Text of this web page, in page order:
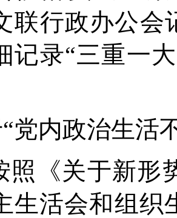
联行政办公会
记录“三重一
党内政治生活
照《关于新形
生活会和组织